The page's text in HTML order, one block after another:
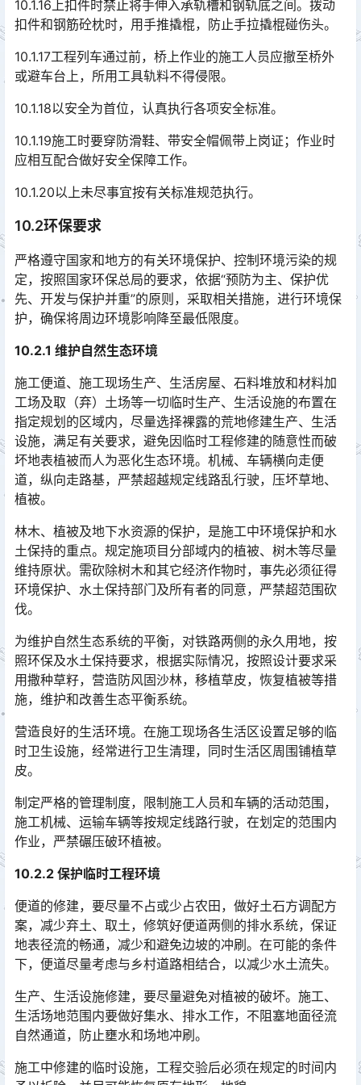
10.1.16上扣件时禁止将手伸入承轨槽和钢轨底之间。拨动
扣件和钢筋砼枕时，用手推撬棍，防止手拉撬棍碰伤头。
10.1.17工程列车通过前，桥上作业的施工人员应撤至桥外
或避车台上，所用工具轨料不得侵限。
10.1.18以安全为首位，认真执行各项安全标准。
10.1.19施工时要穿防滑鞋、带安全帽佩带上岗证；作业时
应相互配合做好安全保障工作。
10.1.20以上未尽事宜按有关标准规范执行。
10.2环保要求
严格遵守国家和地方的有关环境保护、控制环境污染的规
定，按照国家环保总局的要求，依据“预防为主、保护优
先、开发与保护并重”的原则，采取相关措施，进行环境保
护，确保将周边环境影响降至最低限度。󠅅󠅃󠄵󠅂󠄪󠇖󠆨󠆨󠇕󠆞󠆒󠅬󠇘󠆭󠆘󠇙󠆝󠅵󠇗󠆭󠆁󠄐󠇗󠅹󠅸󠇖󠆍󠅳󠇖󠅹󠅰󠇖󠆌󠅹
10.2.1 维护自然生态环境
施工便道、施工现场生产、生活房屋、石料堆放和材料加
工场及取（弃）土场等一切临时生产、生活设施的布置在
指定规划的区域内，尽量选择裸露的荒地修建生产、生活
设施，满足有关要求，避免因临时工程修建的随意性而破
坏地表植被而人为恶化生态环境。机械、车辆横向走便
道，纵向走路基，严禁超越规定线路乱行驶，压坏草地、
植被。󠅅󠅃󠄵󠅂󠄪󠇖󠆨󠆨󠇕󠆞󠆒󠅬󠇘󠆭󠆘󠇙󠆝󠅵󠇗󠆭󠆁󠄐󠇗󠅹󠅸󠇖󠆍󠅳󠇖󠅹󠅰󠇖󠆌󠅹
林木、植被及地下水资源的保护，是施工中环境保护和水
土保持的重点。规定施项目分部域内的植被、树木等尽量
维持原状。需砍除树木和其它经济作物时，事先必须征得
环境保护、水土保持部门及所有者的同意，严禁超范围砍
伐。󠅅󠅃󠄵󠅂󠄪󠇖󠆨󠆨󠇕󠆞󠆒󠅬󠇘󠆭󠆘󠇙󠆝󠅵󠇗󠆭󠆁󠄐󠇗󠅹󠅸󠇖󠆍󠅳󠇖󠅹󠅰󠇖󠆌󠅹
为维护自然生态系统的平衡，对铁路两侧的永久用地，按
照环保及水土保持要求，根据实际情况，按照设计要求采
用撒种草籽，营造防风固沙林，移植草皮，恢复植被等措
施，维护和改善生态平衡系统。󠅅󠅃󠄵󠅂󠄪󠇖󠆨󠆨󠇕󠆞󠆒󠅬󠇘󠆭󠆘󠇙󠆝󠅵󠇗󠆭󠆁󠄐󠇗󠅹󠅸󠇖󠆍󠅳󠇖󠅹󠅰󠇖󠆌󠅹
营造良好的生活环境。在施工现场各生活区设置足够的临
时卫生设施，经常进行卫生清理，同时生活区周围铺植草
皮。
制定严格的管理制度，限制施工人员和车辆的活动范围，
施工机械、运输车辆等按规定线路行驶，在划定的范围内
作业，严禁碾压破环植被。
10.2.2 保护临时工程环境
便道的修建，要尽量不占或少占农田，做好土石方调配方
案，减少弃土、取土，修筑好便道两侧的排水系统，保证
地表径流的畅通，减少和避免边坡的冲刷。在可能的条件
下，便道尽量考虑与乡村道路相结合，以减少水土流失。󠅅󠅃󠄵󠅂󠄪󠇖󠆨󠆨󠇕󠆞󠆒󠅬󠇘󠆭󠆘󠇙󠆝󠅵󠇗󠆭󠆁󠄐󠇗󠅹󠅸󠇖󠆍󠅳󠇖󠅹󠅰󠇖󠆌󠅹
生产、生活设施修建，要尽量避免对植被的破坏。施工、
生活场地范围内要做好集水、排水工作，不阻塞地面径流
自然通道，防止壅水和场地冲刷。
施工中修建的临时设施，工程交验后必须在规定的时间内